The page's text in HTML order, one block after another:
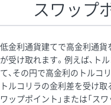
スワップ
低金利通貨建てで高金利通貨
が受け取れます。例えば、ト
て、その円で高金利のトルコ
トルコリラの金利差を受け取
ワップポイント」または「ス